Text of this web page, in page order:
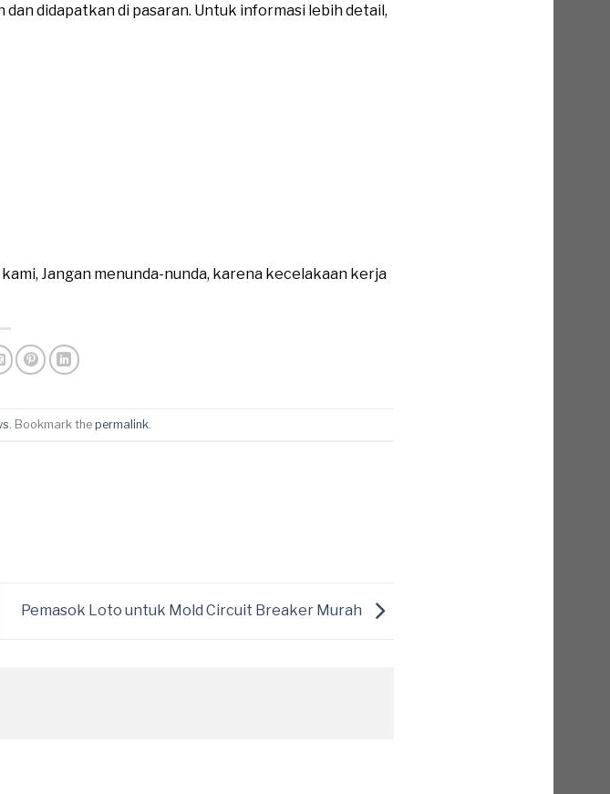
dan didapatkan di pasaran. Untuk informasi lebih detail,
Jangan menunda-nunda, karena kecelakaan kerja
. Bookmark the permalink
Pemasok Loto untuk Mold Circuit Breaker Murah